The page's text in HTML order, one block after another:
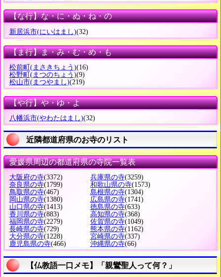
【な行】な・に・ぬ・ね・の
新居浜市(にいはまし)(32)
【ま行】ま・み・む・め・も
松前町 (まさきちょう)(16)
松野町 (まつのちょう)(9)
松山市(まつやまし)(219)
【や行】や・ゆ・よ
八幡浜市(やわたはまし)(32)
近隣都道府県のお寺のリスト
愛媛県周辺の都道府県の寺院一覧表
大阪府の寺(3372) 兵庫県の寺(3259)
奈良県の寺(1799) 和歌山県の寺(1573)
鳥取県の寺(467) 島根県の寺(1304)
岡山県の寺(1380) 広島県の寺(1741)
山口県の寺(1413) 徳島県の寺(633)
香川県の寺(883) 高知県の寺(368)
福岡県の寺(2279) 佐賀県の寺(1049)
長崎県の寺(729) 熊本県の寺(1162)
大分県の寺(1228) 宮崎県の寺(337)
鹿児島県の寺(466) 沖縄県の寺(66)
【仏教語一口メモ】「親鸞聖人って何？」